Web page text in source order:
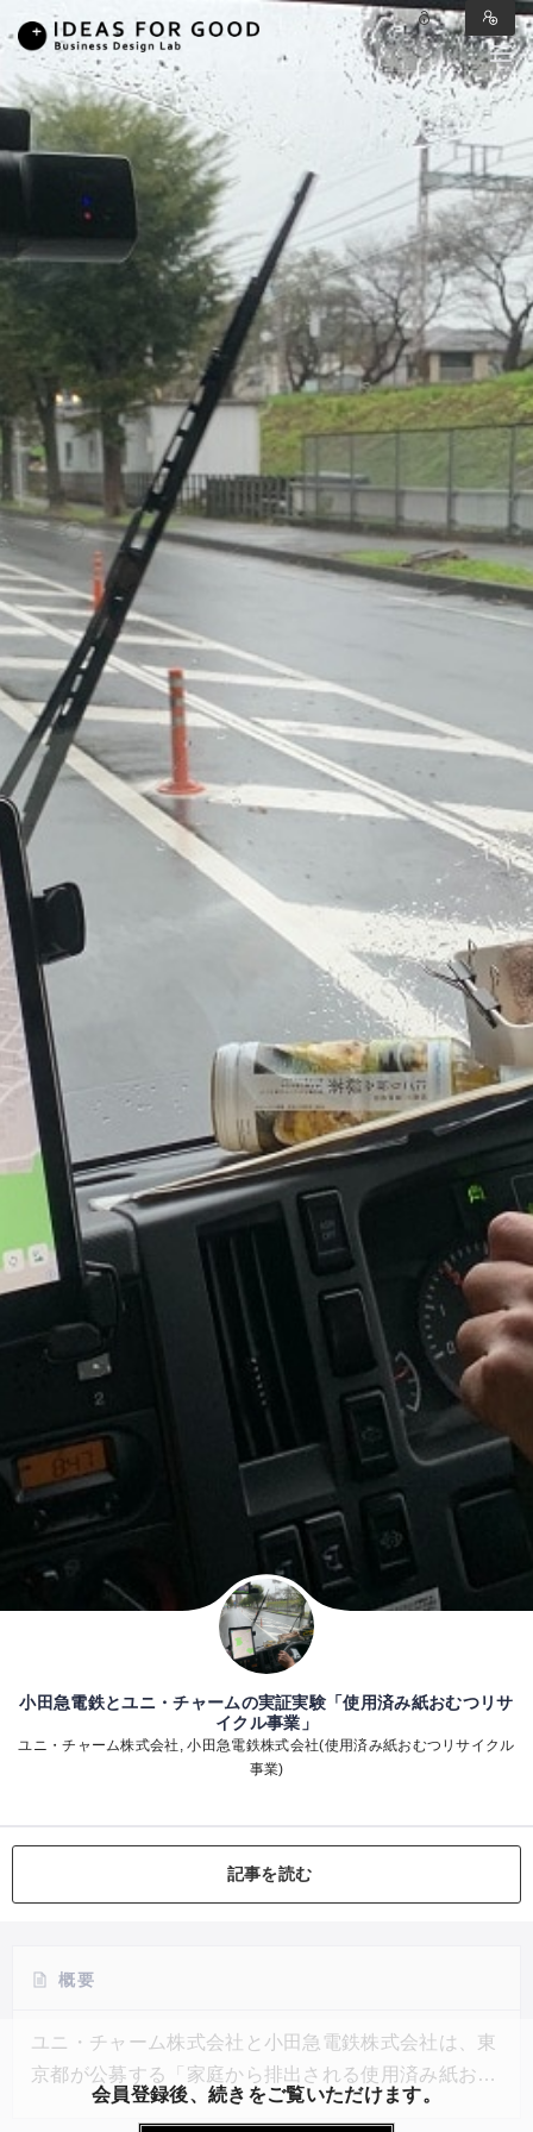
小田急電鉄とユニ・チャームの実証実験「使用済み紙おむつリサ
イクル事業」
ユニ・チャーム株式会社, 小田急電鉄株式会社(使用済み紙おむつリサイクル
事業)
記事を読む
概要
ユニ・チャーム株式会社と小田急電鉄株式会社は、東
京都が公募する「家庭から排出される使用済み紙おむ
つ」の効率的な回収、収集・運搬、再生利用処理など
会員登録後、続きをご覧いただけます。